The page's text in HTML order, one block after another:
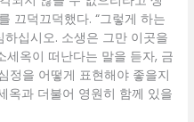
끄덕끄덕했다. “그렇게 하는
십시오. 소생은 그만 이곳을
세옥이 떠난다는 말을 듣자, 금
정을 어떻게 표현해야 좋을지
옥과 더불어 영원히 함께 있을